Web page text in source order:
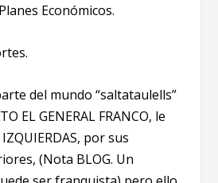
Económicos.
del mundo “saltataulells”
EL GENERAL FRANCO, le
por sus
(Nota BLOG. Un